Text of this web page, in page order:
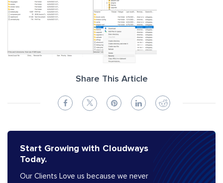
Share This Article
Start Growing with Cloudways
Today.
Our Clients Love us because we never